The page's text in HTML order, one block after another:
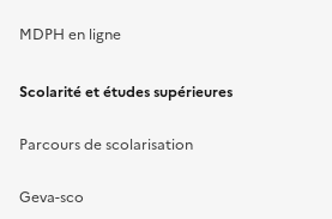
MDPH en ligne
Scolarité et études supérieures
Parcours de scolarisation
Geva-sco